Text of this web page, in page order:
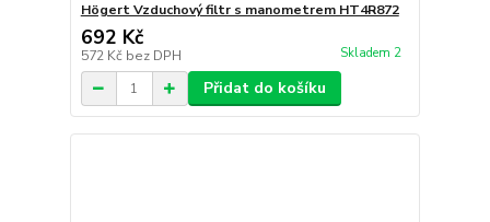
Högert Vzduchový filtr s manometrem HT4R872
692 Kč
572 Kč bez DPH Skladem 2
Přidat do košíku